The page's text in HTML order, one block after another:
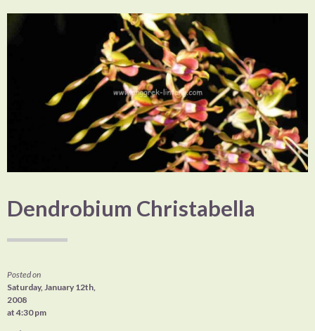
SHOW & EVENTS
VOTING
Dendrobium Christabella
Posted on
Saturday, January 12th,
2008
at 4:30 pm